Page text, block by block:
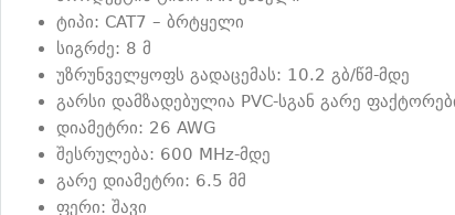
ტიპი: CAT7 – ბრტყელი
სიგრძე: 8 მ
უზრუნველყოფს გადაცემას: 10.2 გბ/წმ-მდე
გარსი დამზადებულია PVC-სგან გარე
დიამეტრი: 26 AWG
შესრულება: 600 MHz-მდე
გარე დიამეტრი: 6.5 მმ
ფერი: შავი